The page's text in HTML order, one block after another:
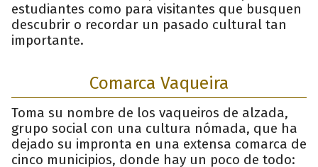
estudiantes como para visitantes que busquen
descubrir o recordar un pasado cultural tan
importante.
Comarca Vaqueira
Toma su nombre de los vaqueiros de alzada,
grupo social con una cultura nómada, que ha
dejado su impronta en una extensa comarca de
cinco municipios, donde hay un poco de todo: